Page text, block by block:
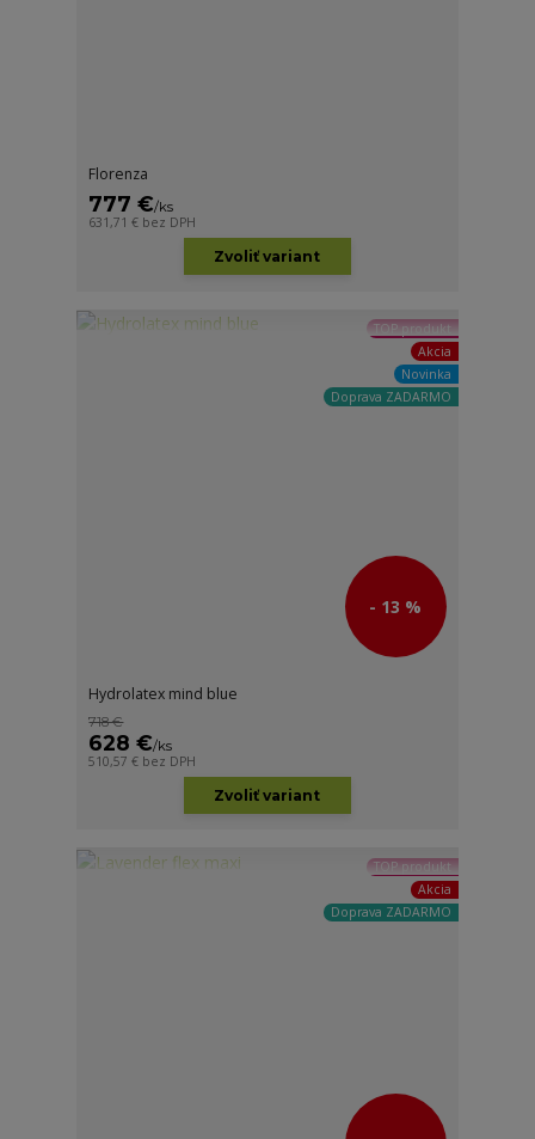
Florenza
777 €/ks
631,71 € bez DPH
Zvoliť variant
TOP produkt
Akcia
Novinka
Doprava ZADARMO
- 13 %
Hydrolatex mind blue
718 €
628 €/ks
510,57 € bez DPH
Zvoliť variant
TOP produkt
Akcia
Doprava ZADARMO